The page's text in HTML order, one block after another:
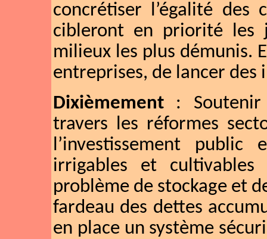
concrétiser l’égalité des
cibleront en priorité les
milieux les plus démunis.
entreprises, de lancer des
Dixièmement :
travers les réformes
l’investissement
irrigables et
problème de stockage et
fardeau des dettes
en place un système